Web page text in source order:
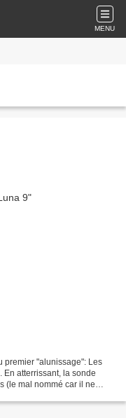
MENU
premier "alunissage": Les
atterrissant, la sonde
(le mal nommé car il ne